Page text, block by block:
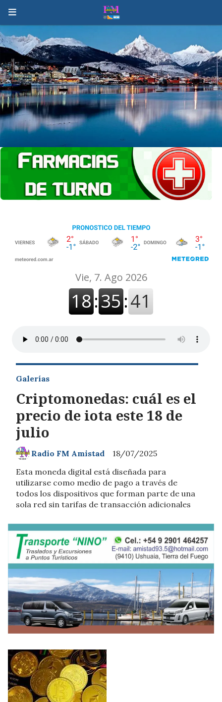
Criptomonedas: cuál es el
precio de iota este 18 de
julio
Esta moneda digital está diseñada para
utilizarse como medio de pago a través de
todos los dispositivos que forman parte de una
sola red sin tarifas de transacción adicionales
Galerías
18/07/2025
Radio FM Amistad